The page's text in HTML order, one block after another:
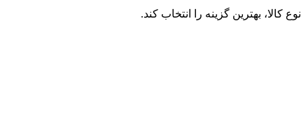
بهترین گزینه را انتخاب کند.